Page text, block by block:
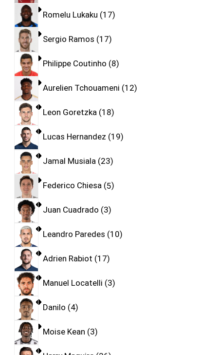
Romelu Lukaku 17
Sergio Ramos 17
Philippe Coutinho 8
Aurelien Tchouameni 12
Leon Goretzka 18
Lucas Hernandez 19
Jamal Musiala 23
Federico Chiesa 5
Juan Cuadrado 3
Leandro Paredes 10
Adrien Rabiot 17
Manuel Locatelli 3
Danilo 4
Moise Kean 3